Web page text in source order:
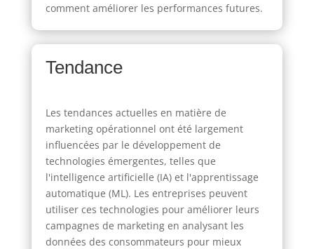
comment améliorer les performances futures.
Tendance
Les tendances actuelles en matière de
marketing opérationnel ont été largement
influencées par le développement de
technologies émergentes, telles que
l'intelligence artificielle (IA) et l'apprentissage
automatique (ML). Les entreprises peuvent
utiliser ces technologies pour améliorer leurs
campagnes de marketing en analysant les
données des consommateurs pour mieux